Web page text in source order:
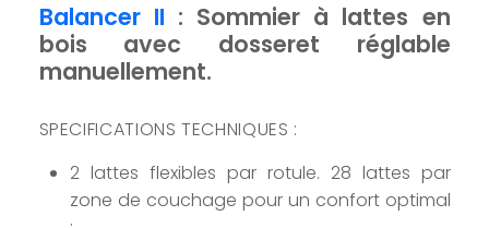
Balancer II : Sommier à lattes en
bois avec dosseret réglable
manuellement.
SPECIFICATIONS TECHNIQUES :
2 lattes flexibles par rotule. 28 lattes par
zone de couchage pour un confort optimal